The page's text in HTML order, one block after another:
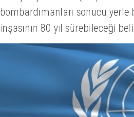
bombardımanları sonucu yerle
inşasının 80 yıl sürebileceği